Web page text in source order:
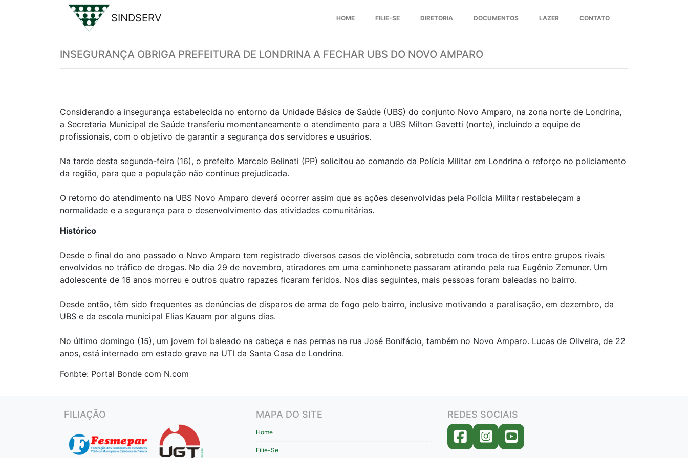
SINDSERV HOME FILIE-SE DIRETORIA DOCUMENTOS LAZER CONTATO
INSEGURANÇA OBRIGA PREFEITURA DE LONDRINA A FECHAR UBS DO NOVO AMPARO
Considerando a insegurança estabelecida no entorno da Unidade Básica de Saúde (UBS) do conjunto Novo Amparo, na zona norte de Londrina,
a Secretaria Municipal de Saúde transferiu momentaneamente o atendimento para a UBS Milton Gavetti (norte), incluindo a equipe de
profissionais, com o objetivo de garantir a segurança dos servidores e usuários.
Na tarde desta segunda-feira (16), o prefeito Marcelo Belinati (PP) solicitou ao comando da Polícia Militar em Londrina o reforço no policiamento
da região, para que a população não continue prejudicada.
O retorno do atendimento na UBS Novo Amparo deverá ocorrer assim que as ações desenvolvidas pela Polícia Militar restabeleçam a
normalidade e a segurança para o desenvolvimento das atividades comunitárias.
Histórico
Desde o final do ano passado o Novo Amparo tem registrado diversos casos de violência, sobretudo com troca de tiros entre grupos rivais
envolvidos no tráfico de drogas. No dia 29 de novembro, atiradores em uma caminhonete passaram atirando pela rua Eugênio Zemuner. Um
adolescente de 16 anos morreu e outros quatro rapazes ficaram feridos. Nos dias seguintes, mais pessoas foram baleadas no bairro.
Desde então, têm sido frequentes as denúncias de disparos de arma de fogo pelo bairro, inclusive motivando a paralisação, em dezembro, da
UBS e da escola municipal Elias Kauam por alguns dias.
No último domingo (15), um jovem foi baleado na cabeça e nas pernas na rua José Bonifácio, também no Novo Amparo. Lucas de Oliveira, de 22
anos, está internado em estado grave na UTI da Santa Casa de Londrina.
Fonbte: Portal Bonde com N.com
FILIAÇÃO MAPA DO SITE
Home
Filie-Se
REDES SOCIAIS